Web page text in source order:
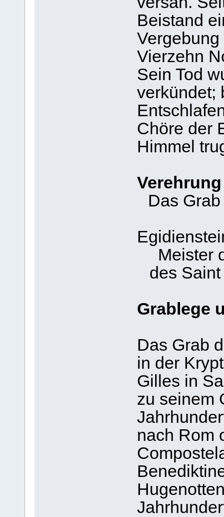
Beistand
Vierzehn
Sein Tod
verkündet;
Chöre der
Himmel
Verehrung
Das
Meister
des
Grablege
Das Grab
in der
Gilles in
zu seinem
nach Rom